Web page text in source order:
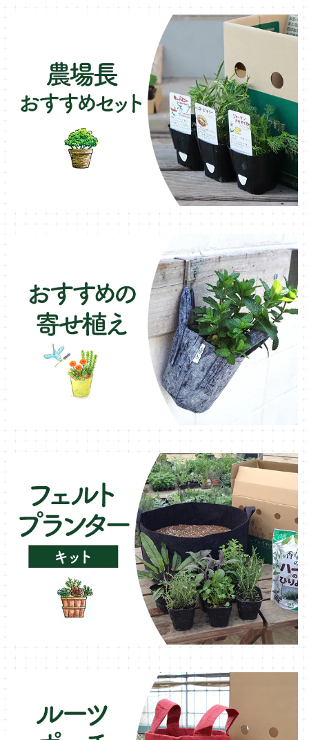
イチゴをおいしく育てたい
マロウ・ハーブ苗
ヒソップ・ハーブ苗
オレガノ・ハーブ苗
ラベンダー・ハーブ苗
ローズマリー・ハーブ苗
ガーデンベジタ・イタリア野菜
樹脂製 / プラ製プランター
ファイバー製プランター
ブリキ製プランター
オーニング
シェード
テーブル・チェア・ベンチ